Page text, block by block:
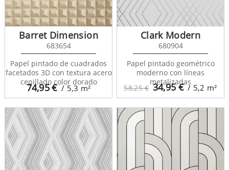
74,95€ / 5,3m²
Barret Dimension
683654
Papel pintado de cuadrados
facetados 3D con textura acero
cepillado color dorado
58,25 € 34,95€ / 5,2 m²
Clark Modern
680904
Papel pintado geométrico
moderno con líneas
metalizadas